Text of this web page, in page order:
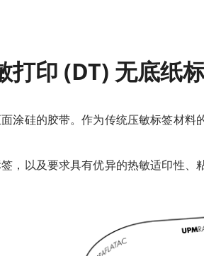
打印 (DT) 无底纸
涂硅的胶带。作为传统压敏标签材料
，以及要求具有优异的热敏适印性、